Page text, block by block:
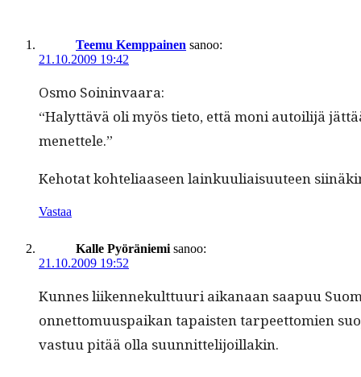
Teemu Kemppainen sanoo:
21.10.2009 19:42
Osmo Soin­in­vaara:
“Halyt­tävä oli myös tieto, että moni autoil­i­jä
menettele.”
Keho­tat kohteliaaseen lainku­u­li­aisu­u­teen
Vastaa
Kalle Pyöräniemi sanoo:
21.10.2009 19:52
Kunnes liiken­nekult­tuuri aikanaan saa­puu
onnet­to­muu­s­paikan tapais­ten tarpeet­tomien
vas­tuu pitää olla suunnittelijoillakin.